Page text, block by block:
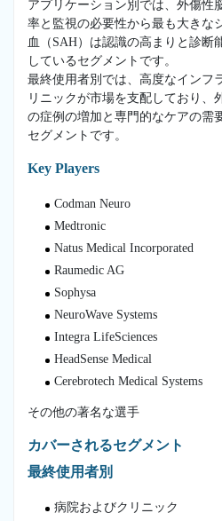
アプリケーション別では、外傷性
率と監視の必要性から最も大きな
血（SAH）は認識の高まりと診断
しているセグメントです。
最終使用者別では、高度なインフ
リニックが市場を支配しており、
の症例の増加と専門的なケアの需
セグメントです。
Key Players
Codman Neuro
Medtronic
Natus Medical Incorporated
Raumedic AG
Sophysa
NeuroWave Systems
Integra LifeSciences
HeadSense Medical
Cerebrotech Medical Systems
その他の著名な選手
カバーされるセグメント
最終使用者別
病院およびクリニック